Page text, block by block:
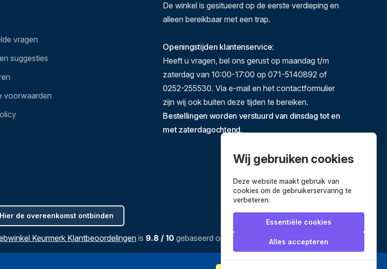
vragen
suggesties
voorwaarden
De winkel is gesitueerd op de eerste verdieping en
alleen bereikbaar met een trap.
Openingstijden klantenservice:
Heeft u vragen, bel ons gerust op maandag t/m
zaterdag van 10:00-17:00 op 071-5140892 of
0252-255530. Via e-mail en het contactformulier
zijn wij ook buiten deze tijden te bereiken.
Bestellingen worden verstuurd van dinsdag tot en
met zaterdagochtend.
Hier de overeenkomst ontbinden
Keurmerk Klantbeoordelingenis 9.8 / 10 gebaseerd op reviews.
Wij gebruiken cookies
Deze website maakt gebruik van
cookies om de gebruikerservaring te
verbeteren.
Essentiële cookies
Alles accepteren